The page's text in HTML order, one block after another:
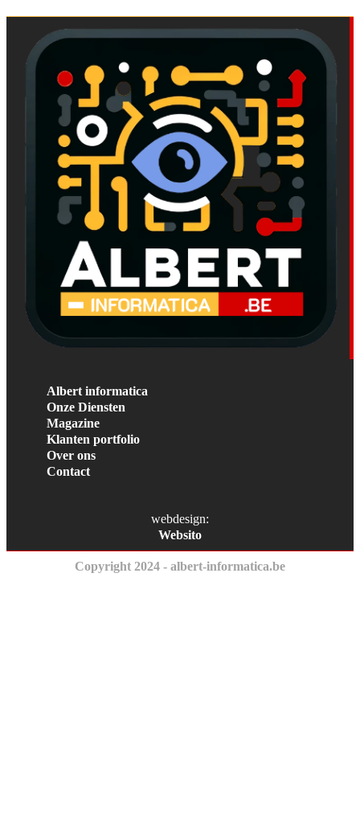
Albert informatica
Onze Diensten
Magazine
Klanten portfolio
Over ons
Contact
webdesign:
Websito
Copyright 2024 - albert-informatica.be